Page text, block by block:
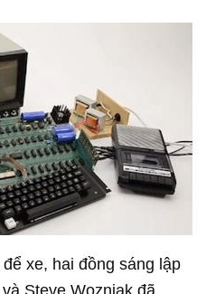
xe, hai đồng sáng lập